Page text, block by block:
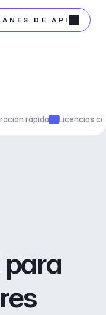
DE API
rápida Licencias